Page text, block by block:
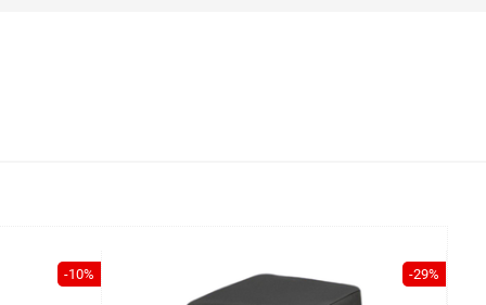
-10% -29%